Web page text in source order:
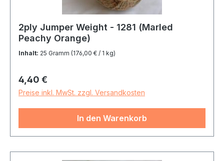
2ply Jumper Weight - 1281 (Marled
Peachy Orange)
Inhalt: 25 Gramm (176,00 € / 1 kg)
Regulärer Preis:
4,40 €
Preise inkl. MwSt. zzgl. Versandkosten
In den Warenkorb